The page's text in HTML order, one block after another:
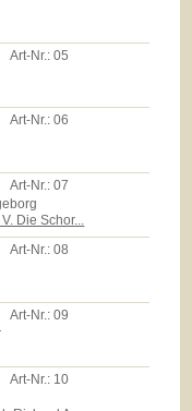
Art-Nr.:05
Art-Nr.:06
Art-Nr.:07
Die Schor...
Art-Nr.:08
Art-Nr.:09
Art-Nr.: 10